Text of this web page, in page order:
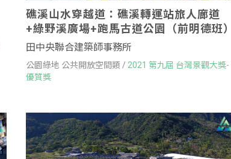
礁溪山水穿越道：礁溪轉運站旅人廊道
+綠野溪廣場+跑馬古道公園（前明德班）
田中央聯合建築師事務所
公園綠地 公共開放空間類 / 2021 第九屆 台灣景觀大獎-
優質獎